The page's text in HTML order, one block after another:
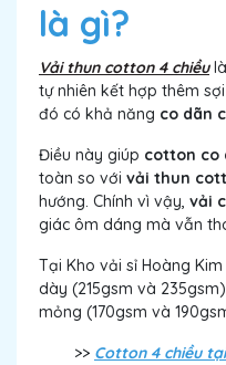
là gì?
Vải thun cotton 4 chiều
tự nhiên kết hợp thêm
đó có khả năng co dãn
Điều này giúp cotton co
toàn so với vải thun
hướng. Chính vì vậy, vải
giác ôm dáng mà vẫn
Tại Kho vải sỉ Hoàng
dày (215gsm và
mỏng (170gsm và
>> Cotton 4 chiều